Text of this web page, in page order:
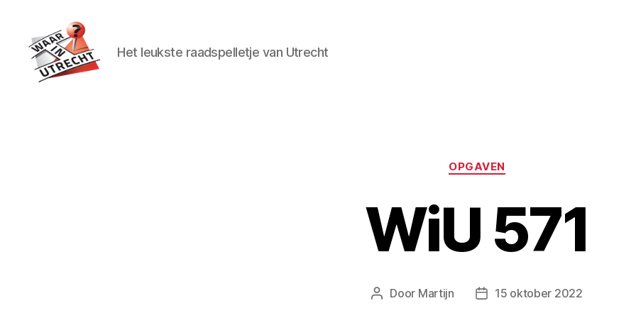
Het leukste raadspelletje van Utrecht
Categorieën
OPGAVEN
WiU 571
Berichtauteur
Door Martijn Berichtdatum
15 oktober 2022